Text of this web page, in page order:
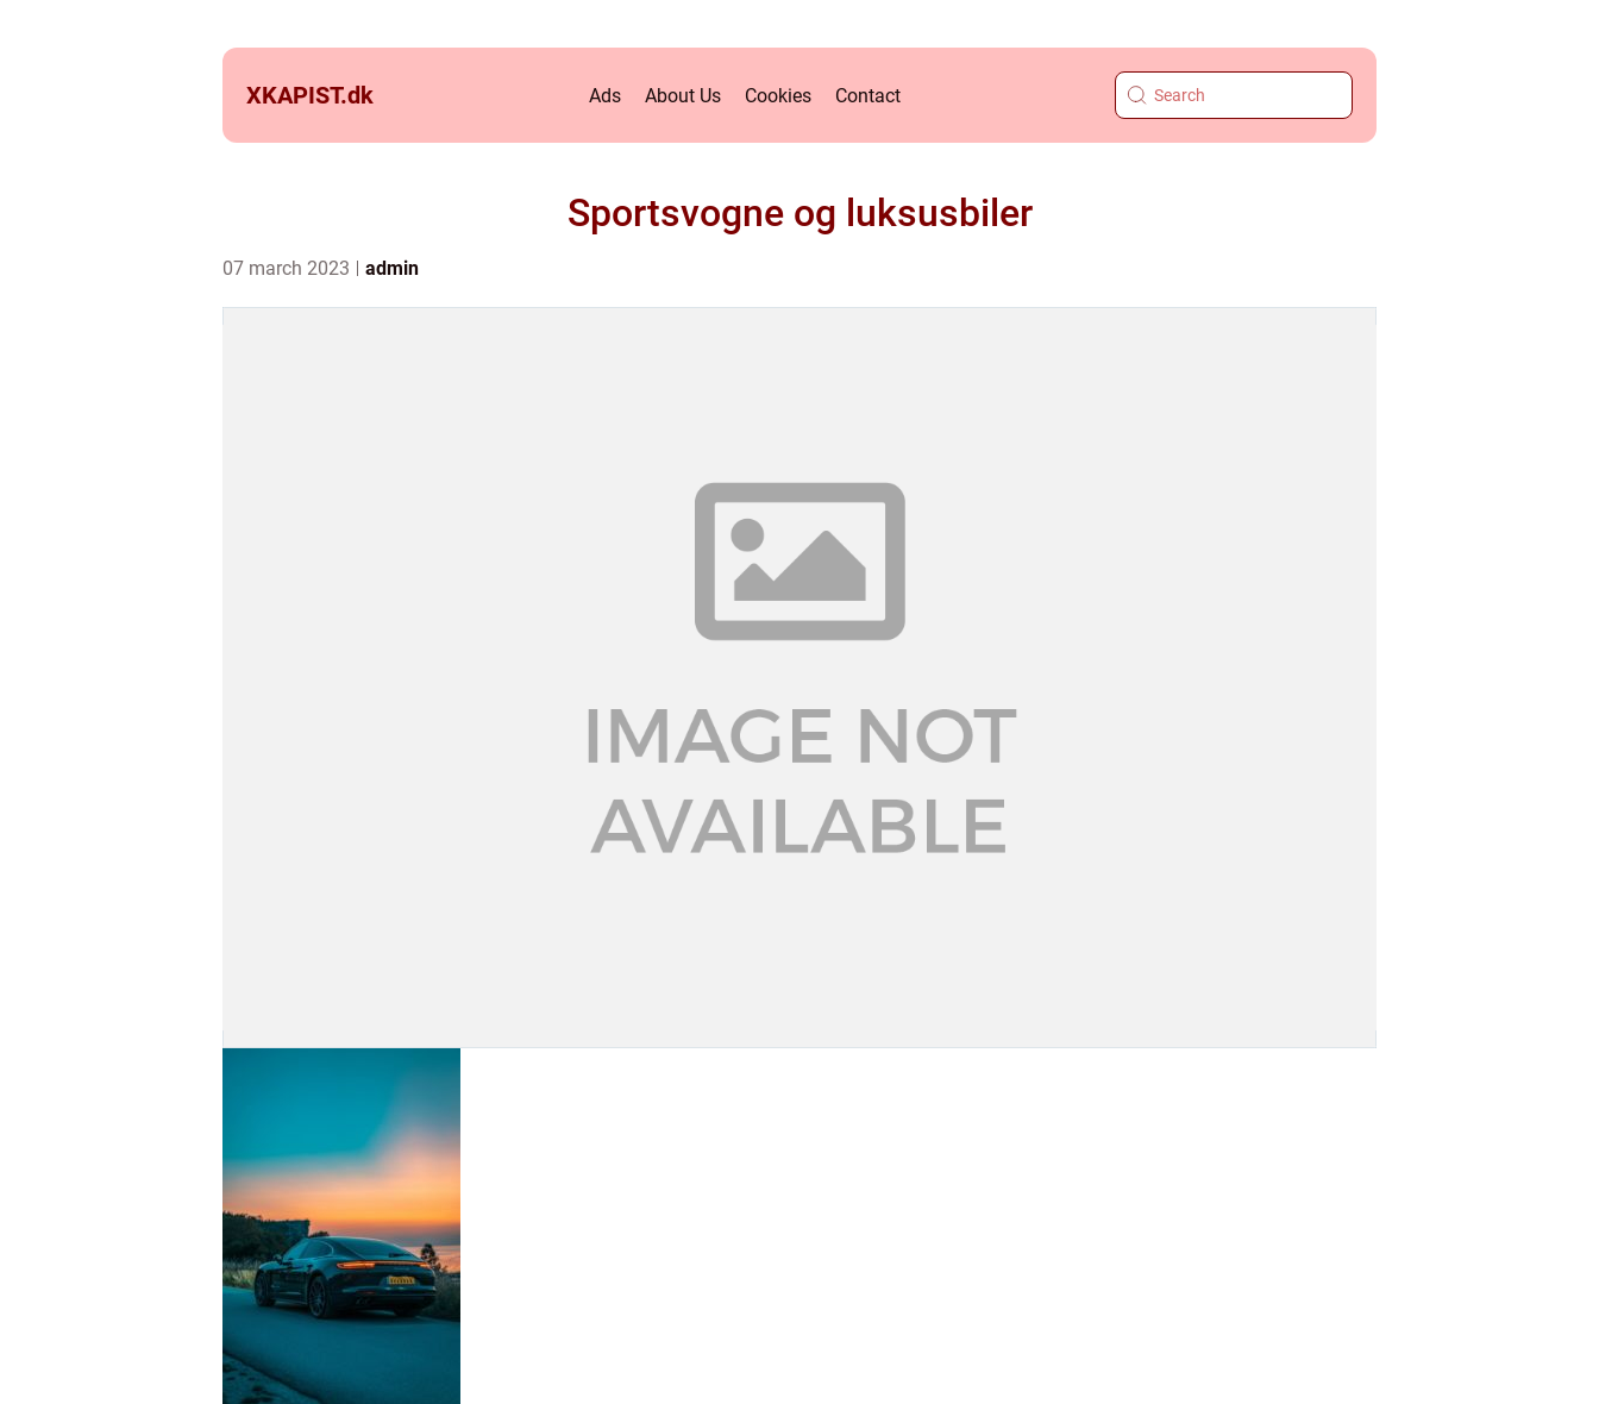
XKAPIST.dk Ads About Us Cookies Contact
Sportsvogne og luksusbiler
07 march 2023 admin